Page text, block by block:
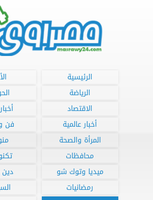
الرئيسية
الرياضة
الاقتصاد
أخبار عالمية
فن
المرأة والصحة
محافظات
ميديا وتوك شو
رمضانيات